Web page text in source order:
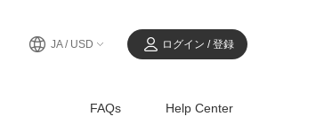
JA / USD ログイン / 登録
FAQs Help Center